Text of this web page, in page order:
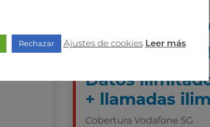
con
Datos
+ llamadas
Cobertura Vodafone 5G
Rechazar Ajustes de cookies Leer más